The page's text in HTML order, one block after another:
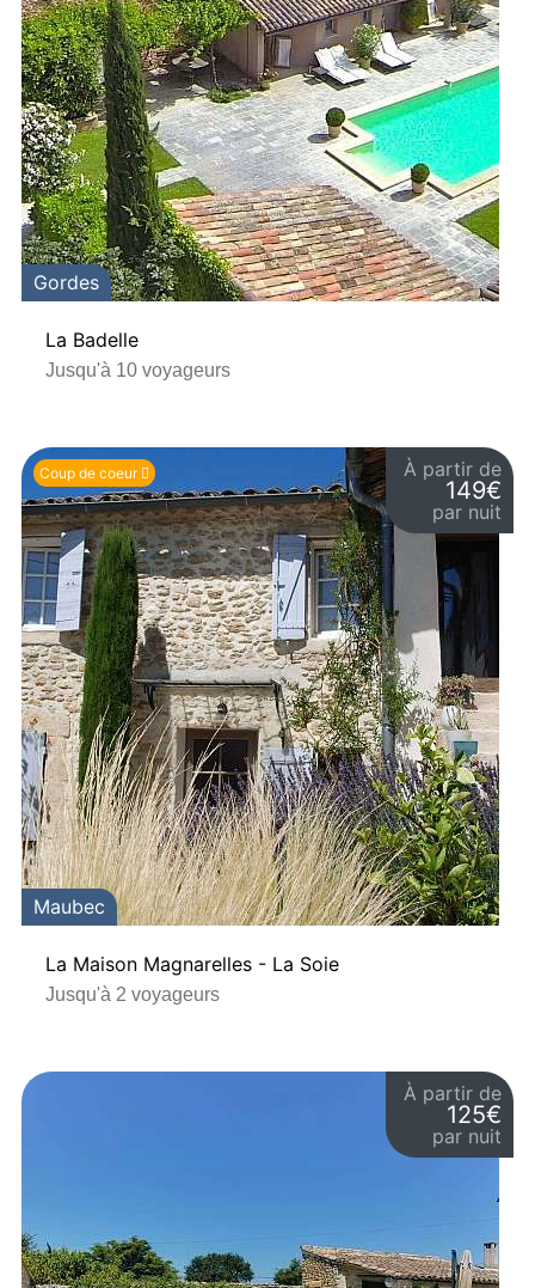
Gordes
La Badelle
Jusqu'à 10 voyageurs
À partir de
149€
par nuit
Maubec
Coup de coeur
La Maison Magnarelles - La Soie
Jusqu'à 2 voyageurs
À partir de
125€
par nuit